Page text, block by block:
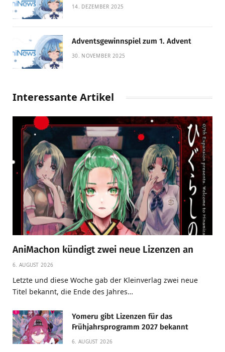
14. DEZEMBER 2025
Adventsgewinnspiel zum 1. Advent
30. NOVEMBER 2025
Interessante Artikel
AniMachon kündigt zwei neue Lizenzen an
6. AUGUST 2026
Letzte und diese Woche gab der Kleinverlag zwei neue
Titel bekannt, die Ende des Jahres…
Yomeru gibt Lizenzen für das
Frühjahrsprogramm 2027 bekannt
6. AUGUST 2026